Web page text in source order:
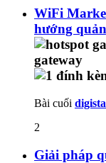
WiFi
hướng
Bài cuối
2
Giải pháp